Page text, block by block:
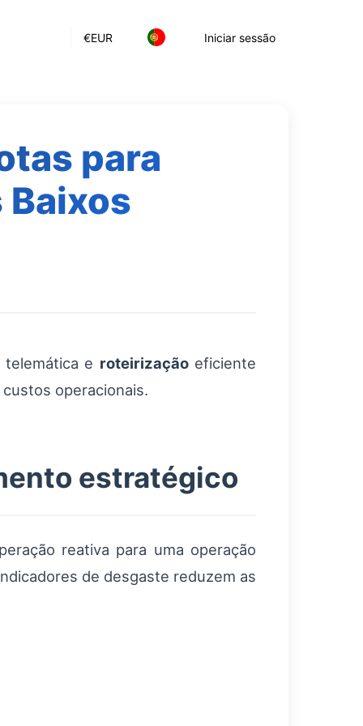
€EUR Iniciar sessão
para
e roteirizaçãoeficiente
operacionais.
estratégico
reativa para uma operação
de desgaste reduzem as